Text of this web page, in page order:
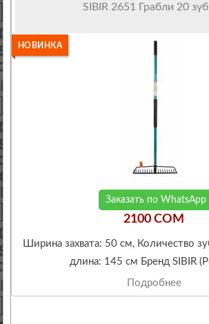
SIBIR 2651 Грабли 20
НОВИНКА
Заказать по WhatsApp
2100 COM
Ширина захвата: 50 см, Количество
длина: 145 см Бренд SIBIR
Подробнее